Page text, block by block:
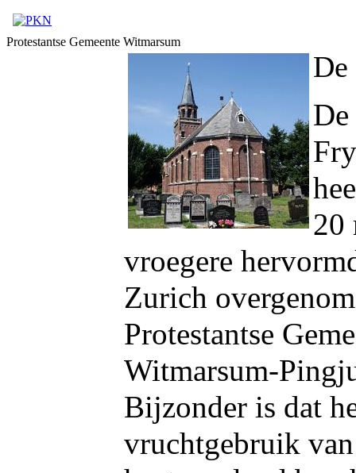
Protestantse Gemeente Witmarsum
20
vroegere
Zurich
Protestantse
Witmarsum-
Bijzonder is dat
vruchtgebruik